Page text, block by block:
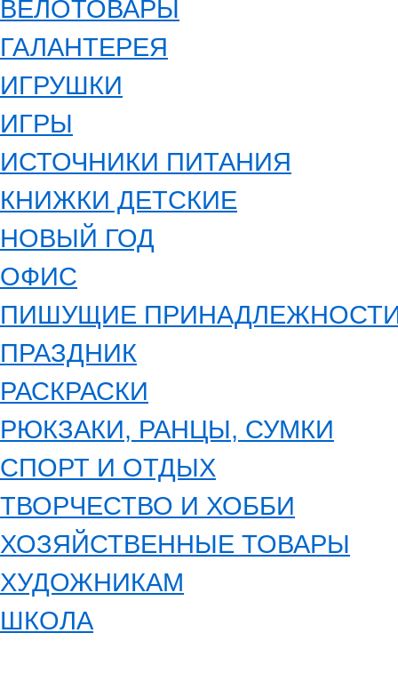
ВЕЛОТОВАРЫ
ГАЛАНТЕРЕЯ
ИГРУШКИ
ИГРЫ
ИСТОЧНИКИ ПИТАНИЯ
КНИЖКИ ДЕТСКИЕ
НОВЫЙ ГОД
ОФИС
ПИШУЩИЕ
ПРАЗДНИК
РАСКРАСКИ
РЮКЗАКИ, РАНЦЫ, СУМКИ
СПОРТ И ОТДЫХ
ТВОРЧЕСТВО И ХОББИ
ХОЗЯЙСТВЕННЫЕ ТОВАРЫ
ХУДОЖНИКАМ
ШКОЛА